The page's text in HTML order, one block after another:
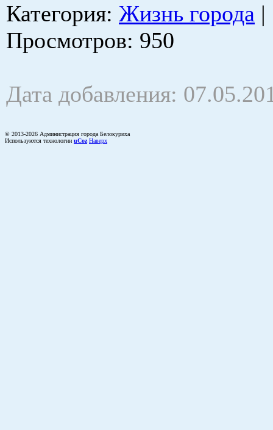
Категория: Жизнь города |
Просмотров: 950
Дата добавления:
© 2013-2026 Администрация города Белокуриха
Используются технологии uCoz Наверх